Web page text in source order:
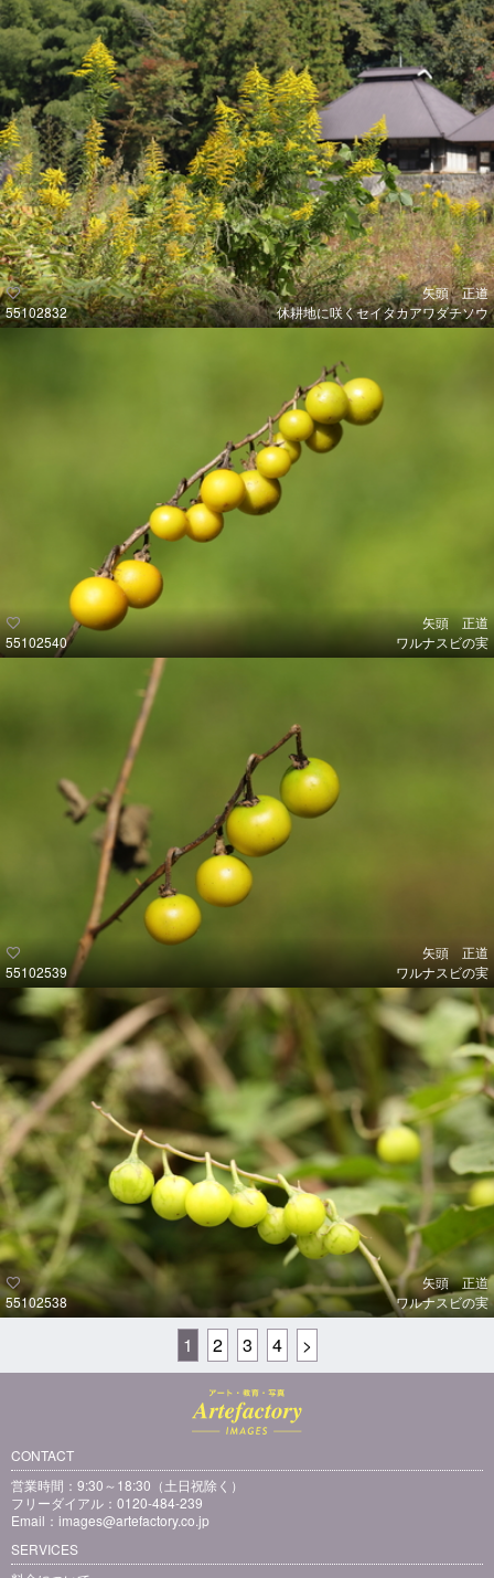
55102832
矢頭 正道
休耕地に咲くセイタカアワダチソウ
55102540
矢頭 正道
ワルナスビの実
55102539
矢頭 正道
ワルナスビの実
55102538
矢頭 正道
ワルナスビの実
1 2 3 4 >
CONTACT
営業時間：9:30～18:30（土日祝除く）
フリーダイアル：0120-484-239
Email： images@artefactory.co.jp
SERVICES